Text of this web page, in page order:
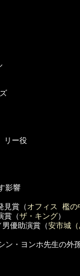
リー役
響
見賞（ オフィス 檻の
賞（ザ・キング）
男優助演賞（安市城
ン・ヨンホ先生の外